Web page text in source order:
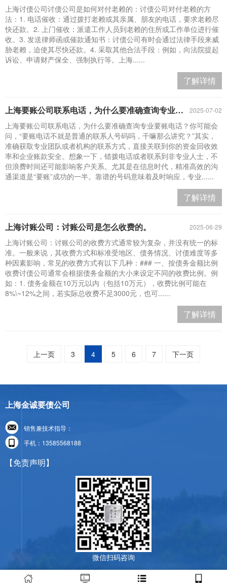
上海讨债公司讨债公司是如何对付老赖的：讨债公司对付老赖的方
法：1. 电话催收：通过拨打老赖或其亲属、朋友的电话，要求老赖尽
快还款。2. 上门催收：派遣工作人员到老赖的住所或工作单位进行催
收。3. 发送律师函或催款通知书：讨债公司有时会通过法律手段来威
胁老赖，迫使其尽快还款。4. 采取其他合法手段：例如，向法院提起
诉讼、申请财产保全、强制执行等。上海......
了解详情
2025-07-02
上海要账公司联系电话，为什么要准确查询专业要账电话？
上海要账公司联系电话，为什么要准确查询专业要账电话？你可能会
问，“要账电话不就是普通的联系人号码吗，干嘛那么讲究？”其实，
准确获取专业团队或者机构的联系方式，直接关联到你的资金回收效
率和企业账款安全。想象一下，错拨电话或者联系到非专业人士，不
但浪费时间还可能影响客户关系。尤其是在信息时代，精准高效的沟
通渠道是“要账”成功的一半。靠谱的号码意味着及时响应，专业......
了解详情
2025-06-29
上海讨账公司：讨账公司是怎么收费的。
上海讨账公司：讨账公司的收费方式通常较为复杂，并没有统一的标
准。一般来说，其收费方式和标准受地区、债务情况、讨债难度等多
种因素影响，常见的收费方式有以下几种：### 一、按债务金额比例
收费讨债公司通常会根据债务金额的大小来设定不同的收费比例。例
如：1. 债务金额在10万元以内（包括10万元），收费比例可能在
8%\~12%之间，若实际总收费不足3000元，也可......
了解详情
上一页 3 4 5 6 7 下一页
上海金诚要债公司
销售兼技术指导：
手机：13585568188
【免责声明】
微信扫码咨询